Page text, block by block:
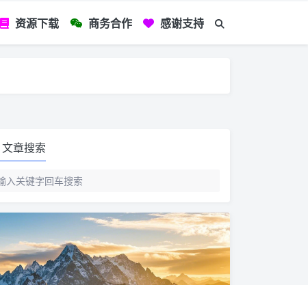
资源下载 商务合作 感谢支持
文章搜索